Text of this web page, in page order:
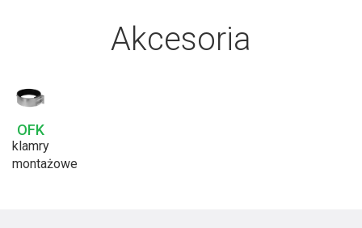
Akcesoria
OFK
klamry
montażowe